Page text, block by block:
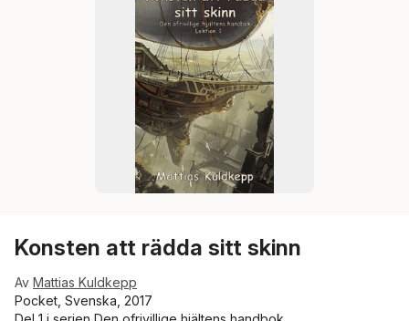
Konsten att rädda sitt skinn
Av Mattias Kuldkepp
Pocket, Svenska, 2017